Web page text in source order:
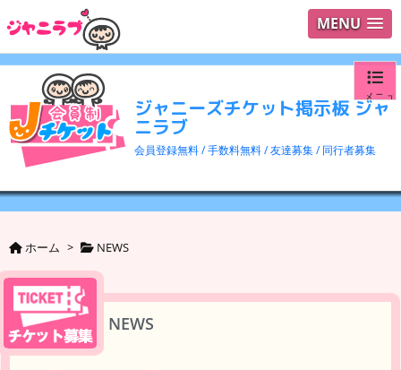
MENU
ジャニーズチケット掲示板 ジャ
ニラブ
会員登録無料 / 手数料無料 / 友達募集 / 同行者募集
メニュ
ログイ
ユーザ
ホーム > NEWS
NEWS